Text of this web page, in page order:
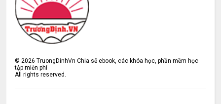
© 2026 TruongDinhVn Chia sẽ ebook, các khóa học, phần mềm học
tập miễn phí
All rights reserved.